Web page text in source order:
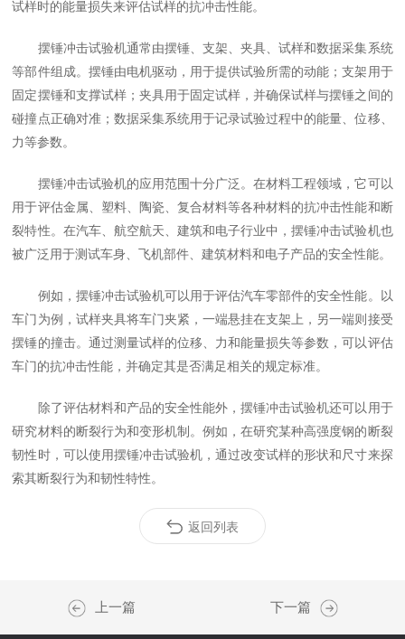
试样时的能量损失来评估试样的抗冲击性能。
摆锤冲击试验机通常由摆锤、支架、夹具、试样和数据采集系统
等部件组成。摆锤由电机驱动，用于提供试验所需的动能；支架用于
固定摆锤和支撑试样；夹具用于固定试样，并确保试样与摆锤之间的
碰撞点正确对准；数据采集系统用于记录试验过程中的能量、位移、
力等参数。
摆锤冲击试验机的应用范围十分广泛。在材料工程领域，它可以
用于评估金属、塑料、陶瓷、复合材料等各种材料的抗冲击性能和断
裂特性。在汽车、航空航天、建筑和电子行业中，摆锤冲击试验机也
被广泛用于测试车身、飞机部件、建筑材料和电子产品的安全性能。
例如，摆锤冲击试验机可以用于评估汽车零部件的安全性能。以
车门为例，试样夹具将车门夹紧，一端悬挂在支架上，另一端则接受
摆锤的撞击。通过测量试样的位移、力和能量损失等参数，可以评估
车门的抗冲击性能，并确定其是否满足相关的规定标准。
除了评估材料和产品的安全性能外，摆锤冲击试验机还可以用于
研究材料的断裂行为和变形机制。例如，在研究某种高强度钢的断裂
韧性时，可以使用摆锤冲击试验机，通过改变试样的形状和尺寸来探
索其断裂行为和韧性特性。
返回列表
上一篇 下一篇